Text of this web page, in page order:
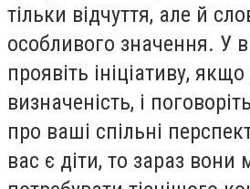
тiльки вiдчуття, але й
особливого значення. У
проявiть iнiцiативу,
визначенiсть, i
про вашi спiльнi
вас є дiти, то зараз вони